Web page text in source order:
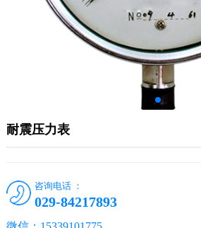
耐震压力表
咨询电话 ：
029-84217893